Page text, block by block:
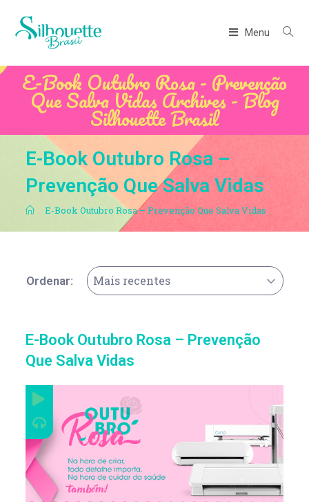
Menu
E-Book Outubro Rosa - Prevenção
Que Salva Vidas Archives - Blog
Silhouette Brasil
E-Book Outubro Rosa –
Prevenção Que Salva Vidas
. E-Book Outubro Rosa – Prevenção Que Salva Vidas
Ordenar: Mais recentes
E-Book Outubro Rosa – Prevenção
Que Salva Vidas